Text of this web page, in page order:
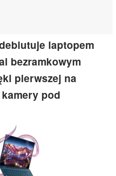
laptopem
bezramkowym
pierwszej na
pod